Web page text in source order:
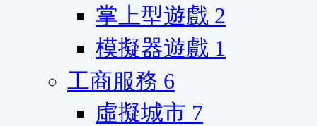
掌上型遊戲 2
模擬器遊戲 1
工商服務 6
虛擬城市 7